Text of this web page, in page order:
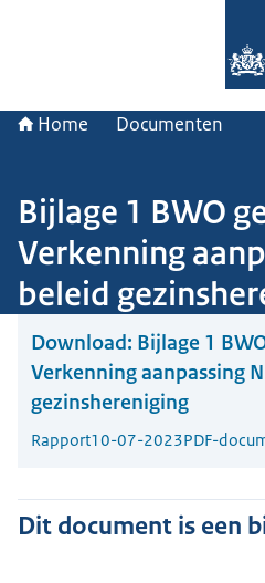
Home Documenten
Bijlage 1 BWO
Verkenning
beleid
Download: Bijlage 1
Verkenning aanpassing
gezinshereniging
Rapport10-07-2023PDF-
Dit document is een